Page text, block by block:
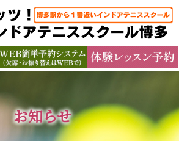
お知らせ